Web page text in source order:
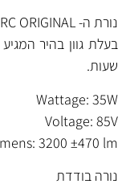
שעות.
Wattage: 35W
Voltage: 85V
3200 ±470 lm
נורה בודדת